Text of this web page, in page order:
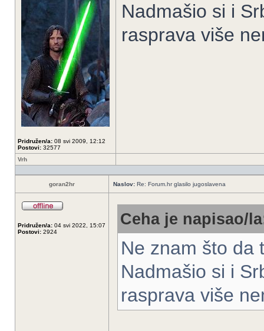
Pridružen/a: 08 svi 2009, 12:12
Postovi: 32577
Nadmašio si i
rasprava više
Vrh
goran2hr Naslov: Re: Forum.hr glasilo jugoslavena
Pridružen/a: 04 svi 2022, 15:07
Postovi: 2924
Ceha je napisao/
Ne znam što da
Nadmašio si i
rasprava više